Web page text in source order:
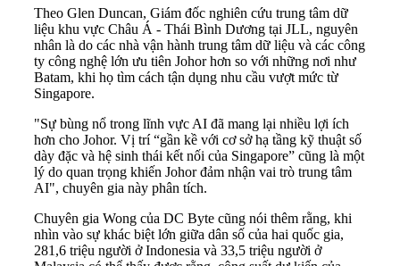
Theo Glen Duncan, Giám đốc nghiên cứu trung tâm dữ
liệu khu vực Châu Á - Thái Bình Dương tại JLL, nguyên
nhân là do các nhà vận hành trung tâm dữ liệu và các công
ty công nghệ lớn ưu tiên Johor hơn so với những nơi như
Batam, khi họ tìm cách tận dụng nhu cầu vượt mức từ
Singapore.
"Sự bùng nổ trong lĩnh vực AI đã mang lại nhiều lợi ích
hơn cho Johor. Vị trí “gần kề với cơ sở hạ tầng kỹ thuật số
dày đặc và hệ sinh thái kết nối của Singapore” cũng là một
lý do quan trọng khiến Johor đảm nhận vai trò trung tâm
AI", chuyên gia này phân tích.
Chuyên gia Wong của DC Byte cũng nói thêm rằng, khi
nhìn vào sự khác biệt lớn giữa dân số của hai quốc gia,
281,6 triệu người ở Indonesia và 33,5 triệu người ở